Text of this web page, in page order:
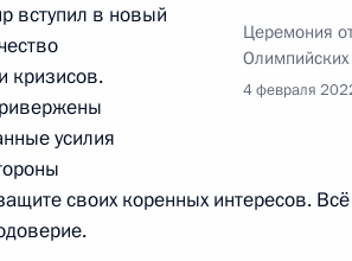
Эммануэлем Макроном
Церемония
4 февраля
вступил в новый
кризисов.
усилия
своих коренных интересов.